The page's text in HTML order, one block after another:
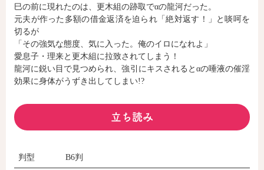
リキューレ
コミックパルフェ
コミックエッセイ
巳の前に現れたのは、更木組の跡取でαの龍河だった。
元夫が作った多額の借金返済を迫られ「絶対返す！」と啖呵を
切るが
「その強気な態度、気に入った。俺のイロになれよ」
愛息子・理来と更木組に拉致されてしまう！
龍河に鋭い目で見つめられ、強引にキスされるとαの唾液の催淫
効果に身体がうずき出してしまい!?
立ち読み
判型 B6判